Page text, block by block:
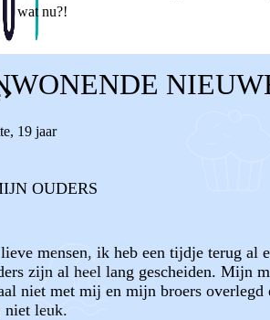
wat nu?!
, 19 jaar
OUDERS
mensen, ik heb een tijdje terug al
zijn al heel lang gescheiden. Mijn
niet met mij en mijn broers overlegd
leuk.